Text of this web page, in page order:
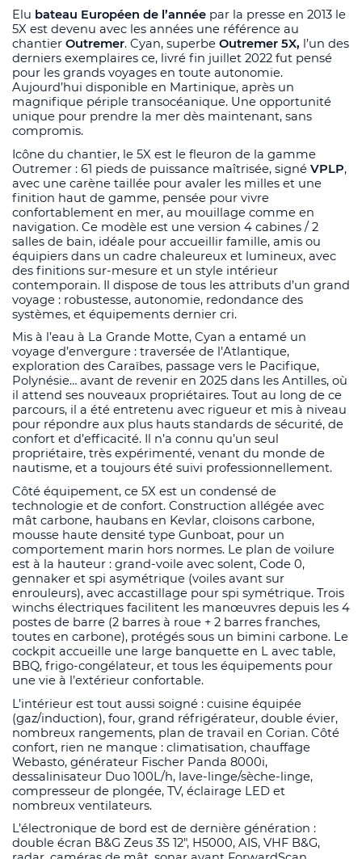
Elu bateau Européen de l’année par la presse en 2013 le
5X est devenu avec les années une référence au
chantier Outremer. Cyan, superbe Outremer 5X, l’un des
derniers exemplaires ce, livré fin juillet 2022 fut pensé
pour les grands voyages en toute autonomie.
Aujourd’hui disponible en Martinique, après un
magnifique périple transocéanique. Une opportunité
unique pour prendre la mer dès maintenant, sans
compromis.
Icône du chantier, le 5X est le fleuron de la gamme
Outremer : 61 pieds de puissance maîtrisée, signé VPLP,
avec une carène taillée pour avaler les milles et une
finition haut de gamme, pensée pour vivre
confortablement en mer, au mouillage comme en
navigation. Ce modèle est une version 4 cabines / 2
salles de bain, idéale pour accueillir famille, amis ou
équipiers dans un cadre chaleureux et lumineux, avec
des finitions sur-mesure et un style intérieur
contemporain. Il dispose de tous les attributs d’un grand
voyage : robustesse, autonomie, redondance des
systèmes, et équipements dernier cri.
Mis à l’eau à La Grande Motte, Cyan a entamé un
voyage d’envergure : traversée de l’Atlantique,
exploration des Caraïbes, passage vers le Pacifique,
Polynésie… avant de revenir en 2025 dans les Antilles, où
il attend ses nouveaux propriétaires. Tout au long de ce
parcours, il a été entretenu avec rigueur et mis à niveau
pour répondre aux plus hauts standards de sécurité, de
confort et d’efficacité. Il n’a connu qu’un seul
propriétaire, très expérimenté, venant du monde de
nautisme, et a toujours été suivi professionnellement.
Côté équipement, ce 5X est un condensé de
technologie et de confort. Construction allégée avec
mât carbone, haubans en Kevlar, cloisons carbone,
mousse haute densité type Gunboat, pour un
comportement marin hors normes. Le plan de voilure
est à la hauteur : grand-voile avec solent, Code 0,
gennaker et spi asymétrique (voiles avant sur
enrouleurs), avec accastillage pour spi symétrique. Trois
winchs électriques facilitent les manœuvres depuis les 4
postes de barre (2 barres à roue + 2 barres franches,
toutes en carbone), protégés sous un bimini carbone. Le
cockpit accueille une large banquette en L avec table,
BBQ, frigo-congélateur, et tous les équipements pour
une vie à l’extérieur confortable.
L’intérieur est tout aussi soigné : cuisine équipée
(gaz/induction), four, grand réfrigérateur, double évier,
nombreux rangements, plan de travail en Corian. Côté
confort, rien ne manque : climatisation, chauffage
Webasto, générateur Fischer Panda 8000i,
dessalinisateur Duo 100L/h, lave-linge/sèche-linge,
compresseur de plongée, TV, éclairage LED et
nombreux ventilateurs.
L’électronique de bord est de dernière génération :
double écran B&G Zeus 3S 12", H5000, AIS, VHF B&G,